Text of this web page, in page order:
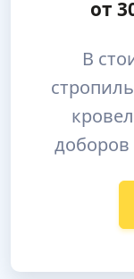
от
В